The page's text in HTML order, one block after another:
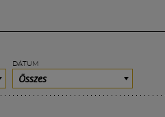
DÁTUM
Összes